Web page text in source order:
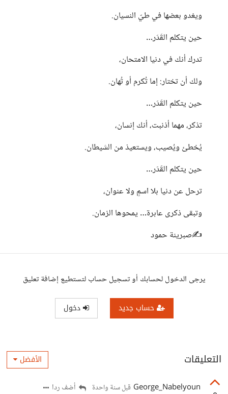
ويغدو بعضها في طيّ النسيان.
حين يتكلم القَدَر…
تدرك أنك في دنيا الامتحان،
ولك أن تختار: إما تُكرم أو تُهان.
حين يتكلم القَدَر…
تذكر، مهما أذنبت، أنك إنسان،
يُخطئ ويُصيب، ويستعيذ من الشيطان.
حين يتكلم القَدَر…
ترحل عن دنيا بلا اسمٍ ولا عنوان،
وتبقى ذكرى عابرة… يمحوها الزمان.
✍️صبرينة حمود
يرجى الدخول لحسابك أو تسجيل حساب لتستطيع إضافة تعليق
حساب جديد دخول
التعليقات الأفضل
George_Nabelyoun قبل سنة واحدة أضف ردا